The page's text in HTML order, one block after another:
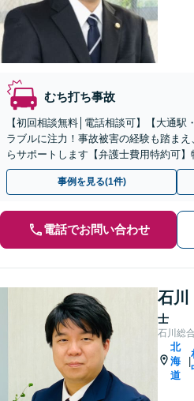
むち打ち事故
【初回相談無料│電話相談可】【大通駅
ラブルに注力！事故被害の経験も踏ま
らサポートします【弁護士費用特約可】
ピード対応！後遺障害認定の獲得もお任
事例を見る(1件)
電話でお問い合わせ
石川
士
石川総
北
海
道